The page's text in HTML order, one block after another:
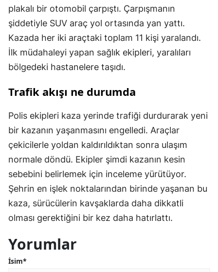
plakalı bir otomobil çarpıştı. Çarpışmanın
şiddetiyle SUV araç yol ortasında yan yattı.
Kazada her iki araçtaki toplam 11 kişi yaralandı.
İlk müdahaleyi yapan sağlık ekipleri, yaralıları
bölgedeki hastanelere taşıdı.
Trafik akışı ne durumda
Polis ekipleri kaza yerinde trafiği durdurarak yeni
bir kazanın yaşanmasını engelledi. Araçlar
çekicilerle yoldan kaldırıldıktan sonra ulaşım
normale döndü. Ekipler şimdi kazanın kesin
sebebini belirlemek için inceleme yürütüyor.
Şehrin en işlek noktalarından birinde yaşanan bu
kaza, sürücülerin kavşaklarda daha dikkatli
olması gerektiğini bir kez daha hatırlattı.
Yorumlar
İsim*